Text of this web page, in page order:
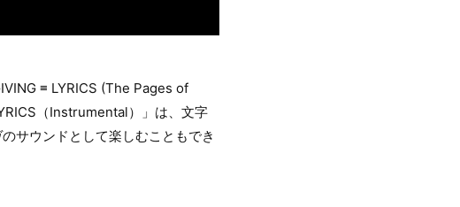
≡ LYRICS (The Pages of
（Instrumental）」は、文字
サウンドとして楽しむこともでき